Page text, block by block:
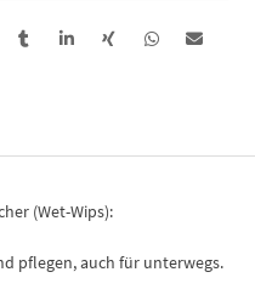
(Wet-Wips):
pflegen, auch für unterwegs.